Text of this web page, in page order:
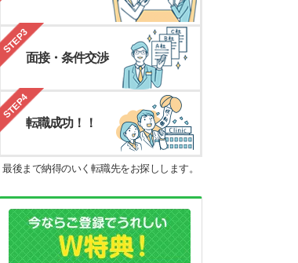
STEP3
面接・条件交渉
STEP4
転職成功！！
最後まで納得のいく転職先をお探しします。